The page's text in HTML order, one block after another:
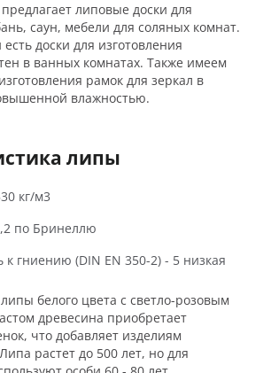
липовые доски для
саун, мебели для соляных комнат.
доски для изготовления
в ванных комнатах. Также имеем
рамок для зеркал в
влажностью.
липы
кг/м3
по Бринеллю
к гниению (DIN EN 350-2) - 5 низкая
белого цвета с светло-розовым
древесина приобретает
что добавляет изделиям
растет до 500 лет, но для